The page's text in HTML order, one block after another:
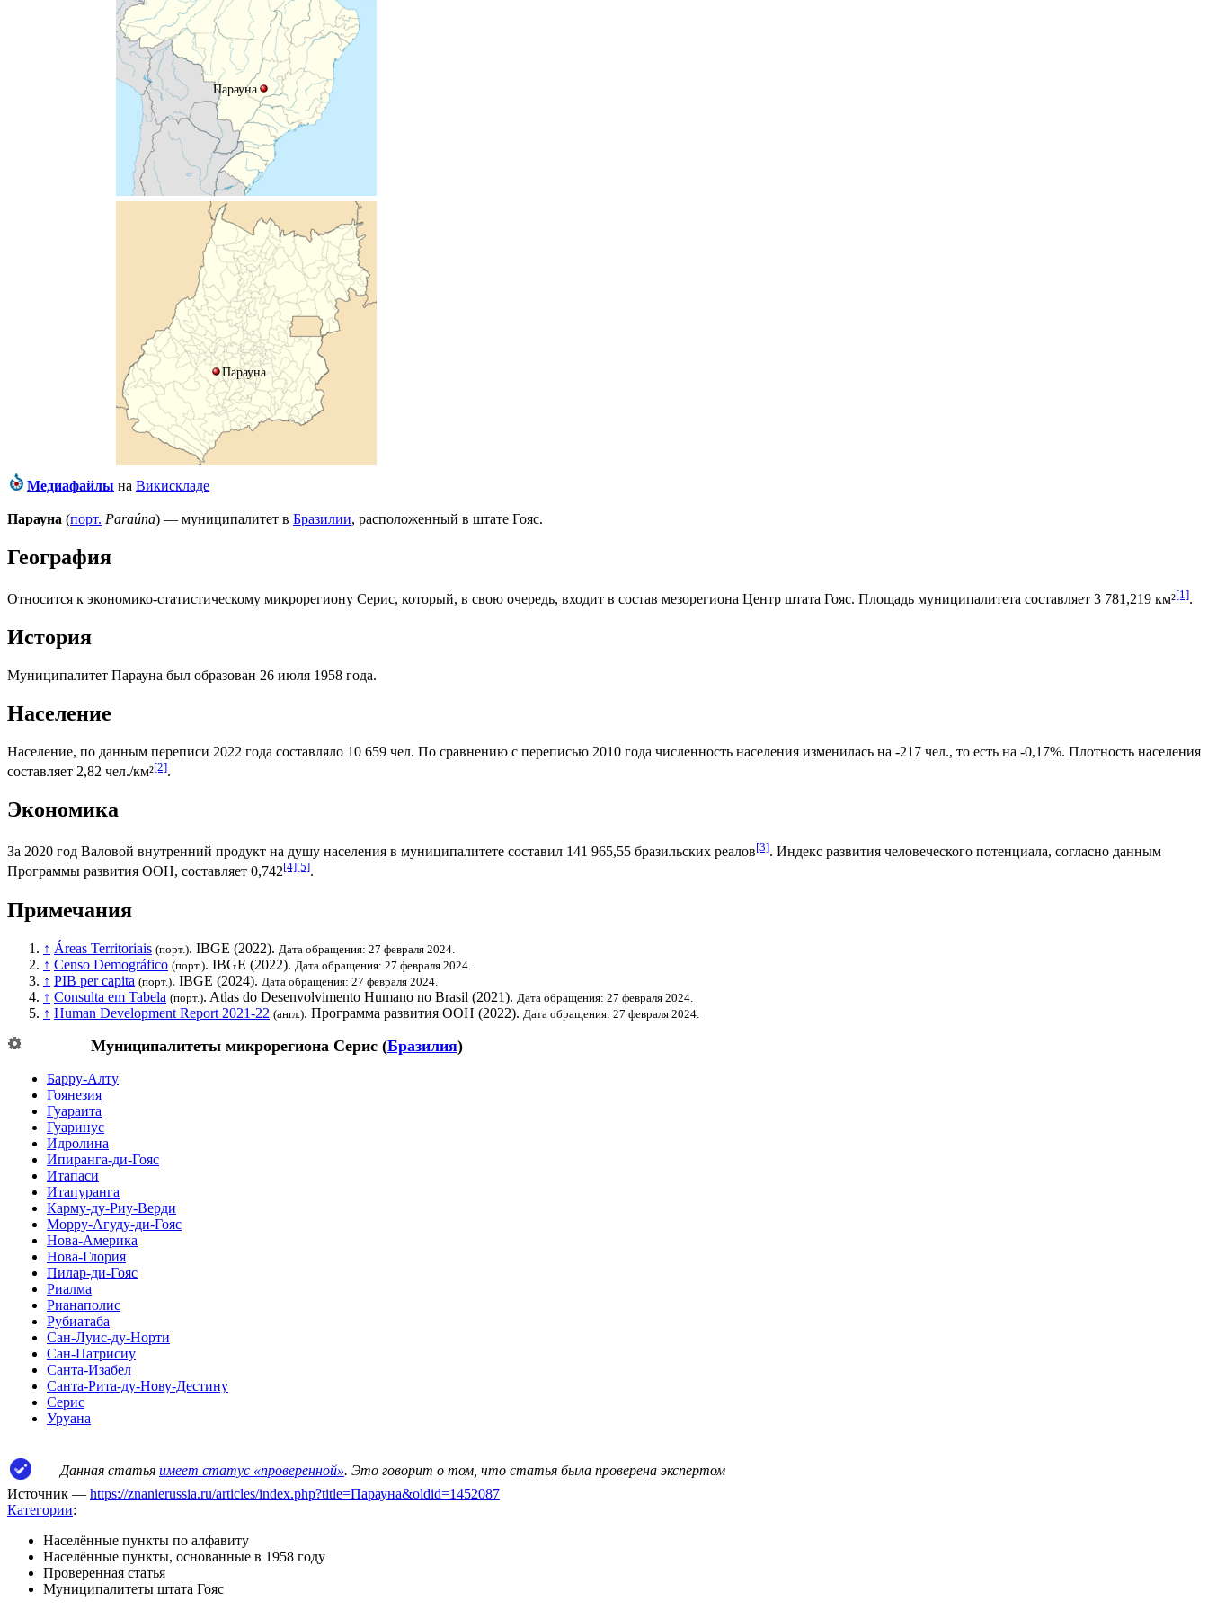
Парауна
Парауна
Медиафайлы на Викискладе
Парауна (порт. Paraúna) — муниципалитет в Бразилии, расположенный в штате Гояс.
География
Относится к экономико-статистическому микрорегиону Серис, который, в свою очередь, входит в состав мезорегиона Центр штата Гояс. Площадь муниципалитета составляет 3 781,219 км²[1].
История
Муниципалитет Парауна был образован 26 июля 1958 года.
Население
Население, по данным переписи 2022 года составляло 10 659 чел. По сравнению с переписью 2010 года численность населения изменилась на -217 чел., то есть на -0,17%. Плотность населения
составляет 2,82 чел./км²[2].
Экономика
За 2020 год Валовой внутренний продукт на душу населения в муниципалитете составил 141 965,55 бразильских реалов[3]. Индекс развития человеческого потенциала, согласно данным
Программы развития ООН, составляет 0,742[4][5].
Примечания
↑ Áreas Territoriais (порт.). IBGE (2022). Дата обращения: 27 февраля 2024.
↑ Censo Demográfico (порт.). IBGE (2022). Дата обращения: 27 февраля 2024.
↑ PIB per capita (порт.). IBGE (2024). Дата обращения: 27 февраля 2024.
↑ Consulta em Tabela (порт.). Atlas do Desenvolvimento Humano no Brasil (2021). Дата обращения: 27 февраля 2024.
↑ Human Development Report 2021-22 (англ.). Программа развития ООН (2022). Дата обращения: 27 февраля 2024.
Муниципалитеты микрорегиона Серис(Бразилия)
Барру-Алту
Гоянезия
Гуараита
Гуаринус
Идролина
Ипиранга-ди-Гояс
Итапаси
Итапуранга
Карму-ду-Риу-Верди
Морру-Агуду-ди-Гояс
Нова-Америка
Нова-Глория
Пилар-ди-Гояс
Риалма
Рианаполис
Рубиатаба
Сан-Луис-ду-Норти
Сан-Патрисиу
Санта-Изабел
Санта-Рита-ду-Нову-Дестину
Серис
Уруана
Данная статья имеет статус «проверенной». Это говорит о том, что статья была проверена экспертом
Источник — https://znanierussia.ru/articles/index.php?title=Парауна&oldid=1452087
Категории:
Населённые пункты по алфавиту
Населённые пункты, основанные в 1958 году
Проверенная статья
Муниципалитеты штата Гояс